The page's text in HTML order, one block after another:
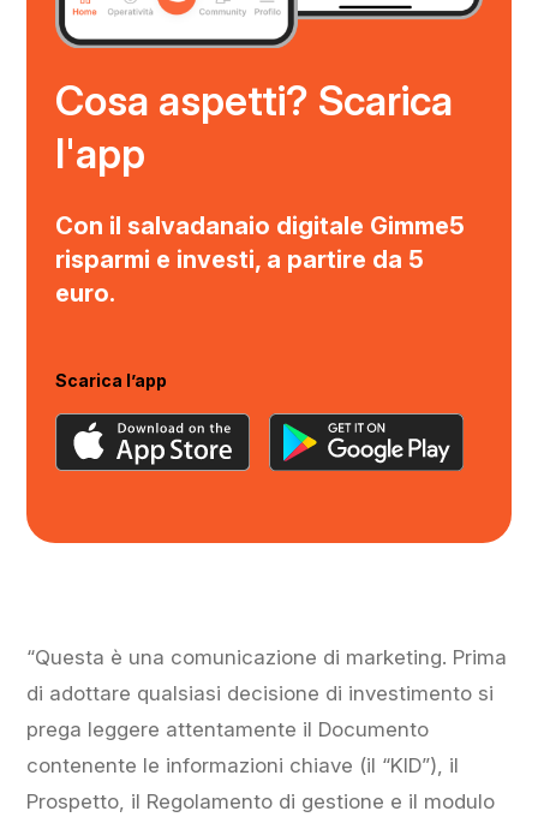
Cosa aspetti? Scarica
l'app
Con il salvadanaio digitale Gimme5
risparmi e investi, a partire da 5
euro.
Scarica l’app
“Questa è una comunicazione di marketing. Prima
di adottare qualsiasi decisione di investimento si
prega leggere attentamente il Documento
contenente le informazioni chiave (il “KID”), il
Prospetto, il Regolamento di gestione e il modulo